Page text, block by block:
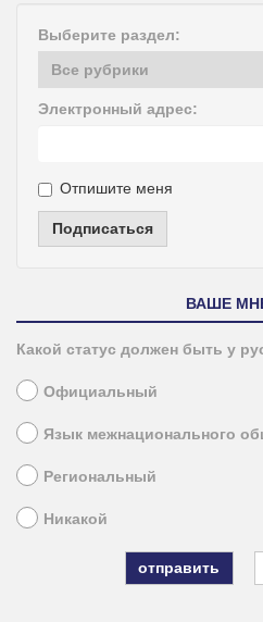
Выберите раздел:
Электронный адрес:
Отпишите меня
Подписаться
ВАШЕ
Какой статус должен быть у
Официальный
Язык межнационального
Региональный
Никакой